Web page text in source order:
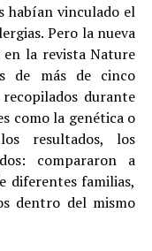
habían vinculado el
Pero la nueva
en la revista Nature
de más de cinco
durante
como la genética o
resultados, los
compararon a
diferentes familias,
dentro del mismo